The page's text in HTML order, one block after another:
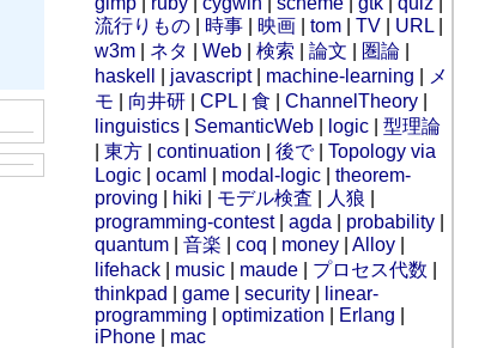
流行りもの
時事 映画 |tom |TV URL
w3m
ネタ |Web |検索 |論文 圏論
haskell
javascript| machine-learning
メ
モ
向井研 |CPL |食 |ChannelTheory
linguistics
SemanticWeb logic |型理論
|東方 |continuation |後で|Topology via
Logic |ocaml modal-logic |theorem-
proving
hiki モデル検査 人狼
programming-contest|agda probability
quantum |音楽 |coq money |Alloy
lifehack
music maude プロセス代数
thinkpad
|game |security
linear-
programming |optimization Erlang
iPhone
mac